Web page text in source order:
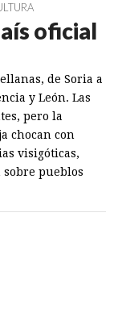
oficial
de Soria a
y León. Las
pero la
chocan con
visigóticas,
sobre pueblos